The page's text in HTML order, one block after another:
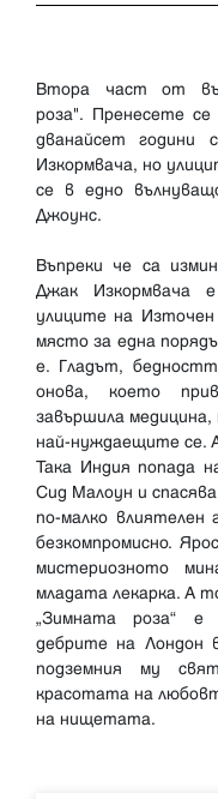
Втора част от
роза". Пренесете
дванайсет години
Изкормвача, но
се в едно
Джоунс.
Въпреки че са
Джак Изкормвача
улиците на
място за една
е. Гладът,
онова, което
завършила
най-нуждаещите се.
Така Индия попада
Сид Малоун и
по-малко влиятелен
безкомпромисно.
мистериозното
младата лекарка. А
„Зимната роза“ е
дебрите на Лондон
подземния му
красотата на
на нищетата.